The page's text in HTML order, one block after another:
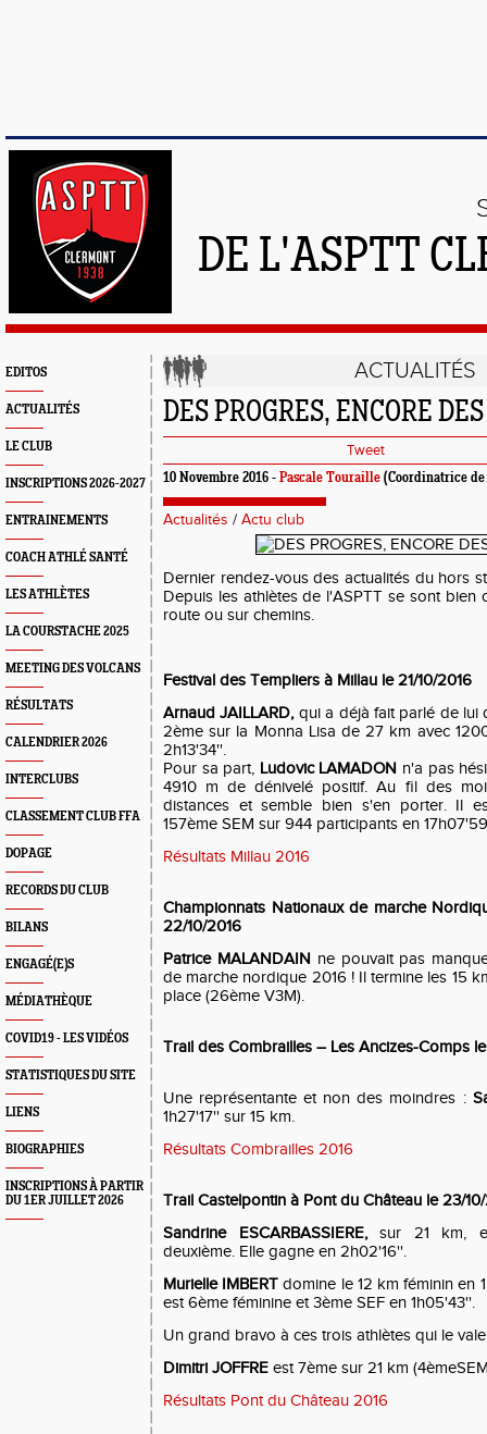
DE L'ASPTT
EDITOS
ACTUALITÉS
LE CLUB
INSCRIPTIONS 2026-2027
ENTRAINEMENTS
COACH ATHLÉ SANTÉ
LES ATHLÈTES
LA COURSTACHE 2025
MEETING DES VOLCANS
RÉSULTATS
CALENDRIER 2026
INTERCLUBS
CLASSEMENT CLUB FFA
DOPAGE
RECORDS DU CLUB
BILANS
ENGAGÉ(E)S
MÉDIATHÈQUE
COVID19 - LES VIDÉOS
STATISTIQUES DU SITE
LIENS
BIOGRAPHIES
INSCRIPTIONS À PARTIR
DU 1ER JUILLET 2026
ACTUALITÉS
DES PROGRES, ENCORE
Tweet
10 Novembre 2016 - Pascale Touraille (Coordinatrice
Actualités / Actu club
Dernier rendez-vous des actualités du hors
Depuis les athlètes de l'ASPTT se sont bien
route ou sur chemins.
Festival des Templiers à Millau le 21/10/2016
Arnaud JAILLARD,qui a déjà fait parlé de lui
2ème sur la Monna Lisa de 27 km avec
2h13'34''.
Pour sa part, Ludovic LAMADON n'a pas
4910 m de dénivelé positif. Au fil des
distances et semble bien s'en porter. Il
157ème SEM sur 944 participants en
Résultats Millau 2016
Championnats Nationaux de marche
22/10/2016
Patrice MALANDAIN ne pouvait pas
de marche nordique 2016 ! Il termine les 15
place (26ème V3M).
Trail des Combrailles – Les Ancizes-Comps
Une représentante et non des moindres :
1h27'17'' sur 15 km.
Résultats Combrailles 2016
Trail Castelpontin à Pont du Château le 23/
Sandrine ESCARBASSIERE,sur 21 km,
deuxième. Elle gagne en 2h02'16''.
Murielle IMBERT domine le 12 km féminin en
est 6ème féminine et 3ème SEF en 1h05'43''.
Un grand bravo à ces trois athlètes qui le
Dimitri JOFFRE est 7ème sur 21 km
Résultats Pont du Château 2016